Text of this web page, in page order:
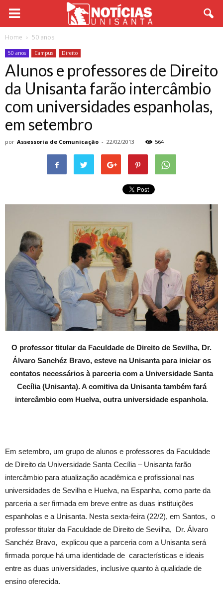
Home 50 anos
50 anos Campus Direito
Alunos e professores de Direito
da Unisanta farão intercâmbio
com universidades espanholas,
em setembro
por Assessoria de Comunicação - 22/02/2013 564
O professor titular da Faculdade de Direito de Sevilha, Dr.
Álvaro Sanchéz Bravo, esteve na Unisanta para iniciar os
contatos necessários à parceria com a Universidade Santa
Cecília (Unisanta). A comitiva da Unisanta também fará
intercâmbio com Huelva, outra universidade espanhola.
Em setembro, um grupo de alunos e professores da Faculdade
de Direito da Universidade Santa Cecília – Unisanta farão
intercâmbio para atualização acadêmica e profissional nas
universidades de Sevilha e Huelva, na Espanha, como parte da
parceria a ser firmada em breve entre as duas instituições
espanholas e a Unisanta. Nesta sexta-feira (22/2), em Santos, o
professor titular da Faculdade de Direito de Sevilha, Dr. Álvaro
Sanchéz Bravo, explicou que a parceria com a Unisanta será
firmada porque há uma identidade de características e ideais
entre as duas universidades, inclusive quanto à qualidade de
ensino oferecida.